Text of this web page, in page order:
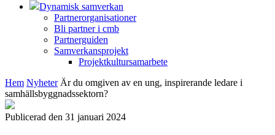
Dynamisk samverkan
Partnerorganisationer
Bli partner i cmb
Partnerguiden
Samverkansprojekt
Projektkultursamarbete
Hem Nyheter Är du omgiven av en ung, inspirerande ledare i
samhällsbyggnadssektorn?
Publicerad den 31 januari 2024